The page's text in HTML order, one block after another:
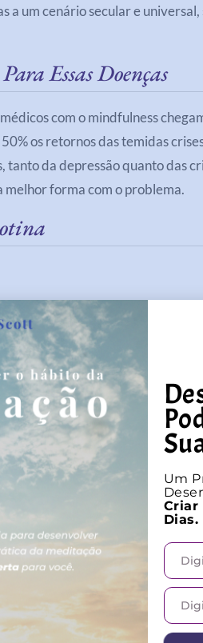
um cenário secular e
Essas Doenças
com o mindfulness
os retornos das temidas
da depressão quanto das
melhor forma com o problema.
Quando focamos no ar
conectam, nos trazendo de
ao presente, andar com
Um
Criar
Dias.